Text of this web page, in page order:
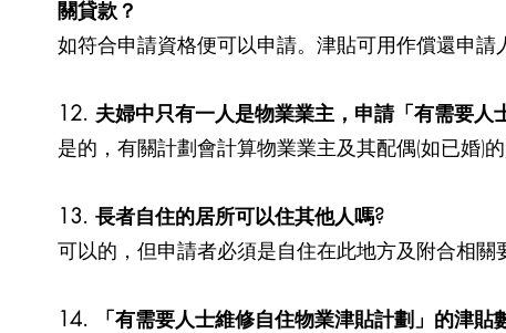
關貸款？
如符合申請資格便可以申請。津貼可用作償還申
12. 夫婦中只有一人是物業業主，申請「有需要
是的，有關計劃會計算物業業主及其配偶(如已婚)的
13. 長者自住的居所可以住其他人嗎?
可以的，但申請者必須是自住在此地方及附合相關
14. 「有需要人士維修自住物業津貼計劃」的津貼